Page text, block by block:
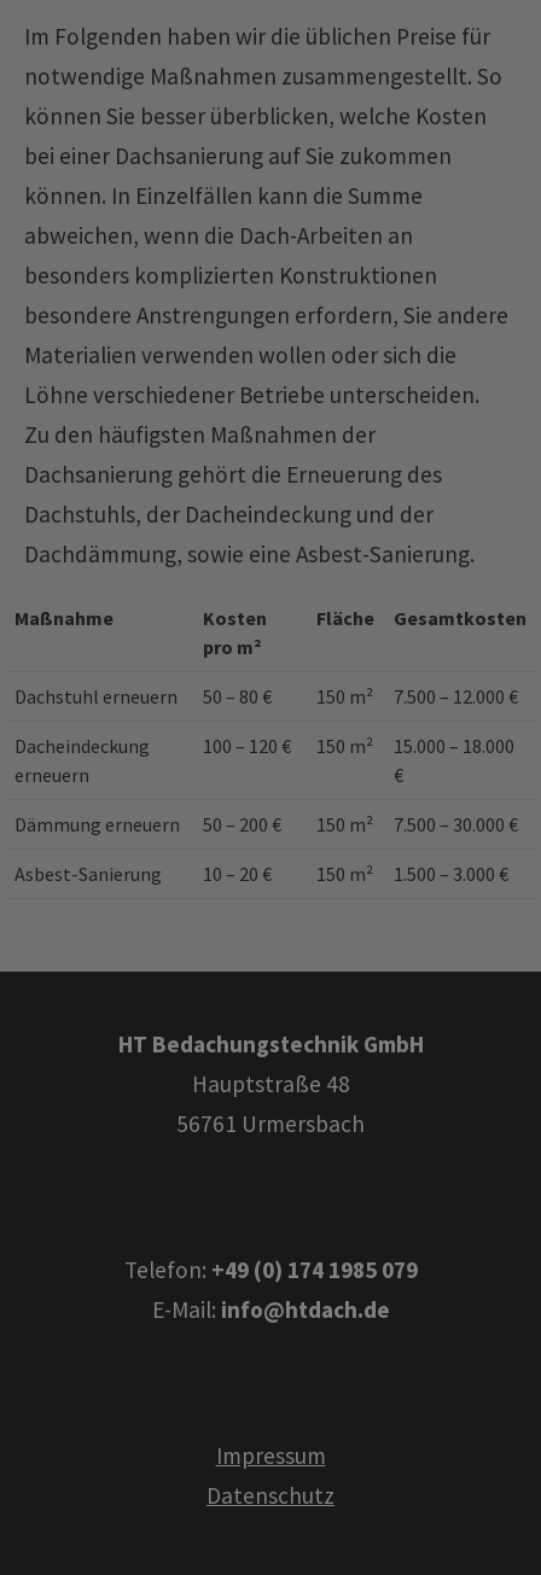
Im Folgenden haben wir die üblichen Preise für
notwendige Maßnahmen zusammengestellt. So
können Sie besser überblicken, welche Kosten
bei einer Dachsanierung auf Sie zukommen
können. In Einzelfällen kann die Summe
abweichen, wenn die Dach-Arbeiten an
besonders komplizierten Konstruktionen
besondere Anstrengungen erfordern, Sie andere
Materialien verwenden wollen oder sich die
Löhne verschiedener Betriebe unterscheiden.
Zu den häufigsten Maßnahmen der
Dachsanierung gehört die Erneuerung des
Dachstuhls, der Dacheindeckung und der
Dachdämmung, sowie eine Asbest-Sanierung.
Maßnahme
Kosten
pro m²
Fläche Gesamtkosten
Dachstuhl erneuern 50 – 80 € 150 m² 7.500 – 12.000 €
Dacheindeckung
erneuern
100 – 120 € 150 m²
15.000 – 18.000
€
Dämmung erneuern 50 – 200 € 150 m² 7.500 – 30.000 €
Asbest-Sanierung 10 – 20 € 150 m² 1.500 – 3.000 €
HT Bedachungstechnik GmbH
Hauptstraße 48
56761 Urmersbach
Telefon: +49 (0) 174 1985 079
E-Mail: info@htdach.de
Impressum
Datenschutz